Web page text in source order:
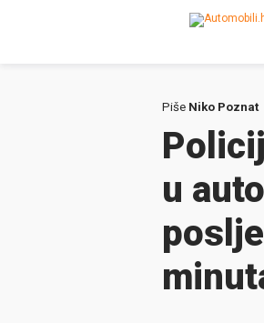
Piše Niko Poznat
u